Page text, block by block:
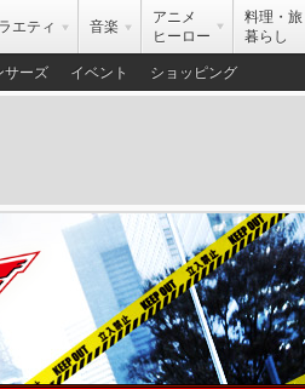
エティ 音楽
アニメ
ヒーロー
料理・旅
暮らし
サーズ イベント ショッピング